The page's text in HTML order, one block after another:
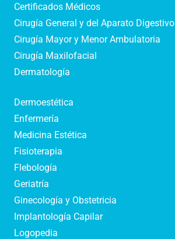
Certificados Médicos
Cirugía General y del Aparato Digestivo
Cirugía Mayor y Menor Ambulatoria
Cirugía Maxilofacial
Dermatología
Dermoestética
Enfermería
Medicina Estética
Fisioterapia
Flebología
Geriatría
Ginecología y Obstetricia
Implantología Capilar
Logopedia